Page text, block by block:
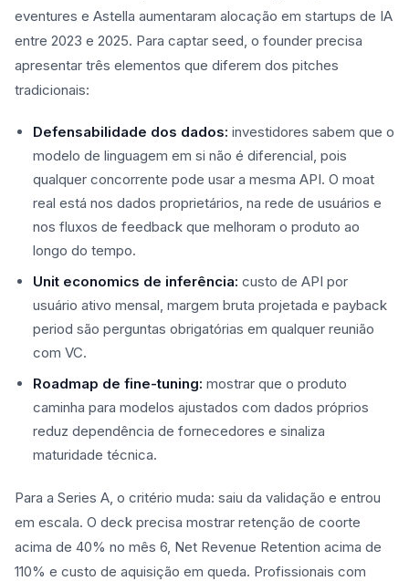
eventures e Astella aumentaram alocação em startups de IA
entre 2023 e 2025. Para captar seed, o founder precisa
apresentar três elementos que diferem dos pitches
tradicionais:
Defensabilidade dos dados: investidores sabem que o
modelo de linguagem em si não é diferencial, pois
qualquer concorrente pode usar a mesma API. O moat
real está nos dados proprietários, na rede de usuários e
nos fluxos de feedback que melhoram o produto ao
longo do tempo.
Unit economics de inferência: custo de API por
usuário ativo mensal, margem bruta projetada e payback
period são perguntas obrigatórias em qualquer reunião
com VC.
Roadmap de fine-tuning: mostrar que o produto
caminha para modelos ajustados com dados próprios
reduz dependência de fornecedores e sinaliza
maturidade técnica.
Para a Series A, o critério muda: saiu da validação e entrou
em escala. O deck precisa mostrar retenção de coorte
acima de 40% no mês 6, Net Revenue Retention acima de
110% e custo de aquisição em queda. Profissionais com